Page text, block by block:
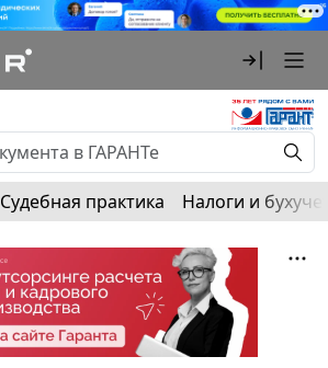
Судебная практика Налоги и